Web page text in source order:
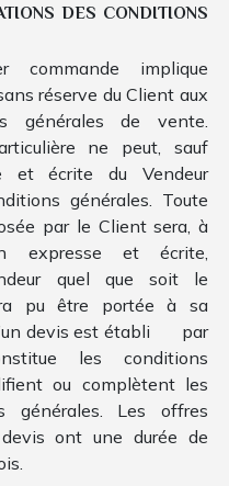
DES CONDITIONS
implique
réserve du Client aux
générales de vente.
ne peut, sauf
et écrite du Vendeur
générales. Toute
par le Client sera, à
expresse et écrite,
quel que soit le
pu être portée à sa
devis est établi par
les conditions
ou complètent les
générales. Les offres
ont une durée de